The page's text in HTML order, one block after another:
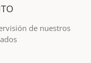
de nuestros